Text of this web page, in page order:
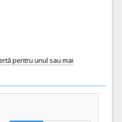
pentru unul sau mai